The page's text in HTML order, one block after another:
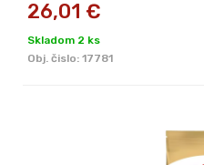
26,01 €
Skladom 2 ks
Obj. čislo: 17781